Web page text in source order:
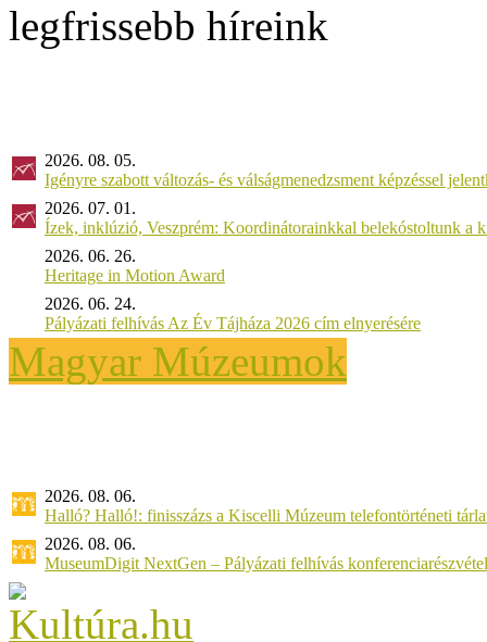
legfrissebb híreink
2026. 08. 05.
Igényre szabott változás- és válságmenedzsment képzéssel
2026. 07. 01.
Ízek, inklúzió, Veszprém: Koordinátorainkkal belekóstoltunk a
2026. 06. 26.
Heritage in Motion Award
2026. 06. 24.
Pályázati felhívás Az Év Tájháza 2026 cím elnyerésére
Magyar Múzeumok
2026. 08. 06.
Halló? Halló!: finisszázs a Kiscelli Múzeum telefontörténeti
2026. 08. 06.
MuseumDigit NextGen – Pályázati felhívás